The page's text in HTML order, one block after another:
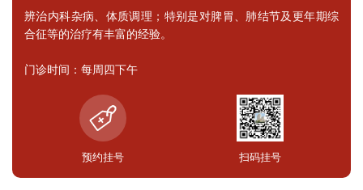
辨治内科杂病、体质调理；特别是对脾胃、肺结节及更年期综
合征等的治疗有丰富的经验。
门诊时间：每周四下午
预约挂号 扫码挂号